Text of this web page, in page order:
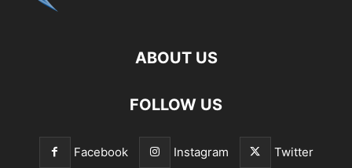
ABOUT US
FOLLOW US
Facebook Instagram Twitter